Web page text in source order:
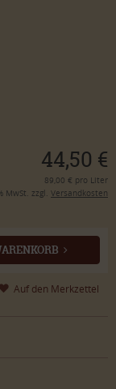
44,50 €
89,00 € pro Liter
MwSt. zzgl. Versandkosten